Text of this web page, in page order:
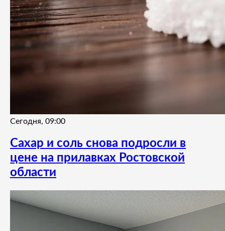
Сегодня, 09:00
Сахар и соль снова подросли в
цене на прилавках Ростовской
области